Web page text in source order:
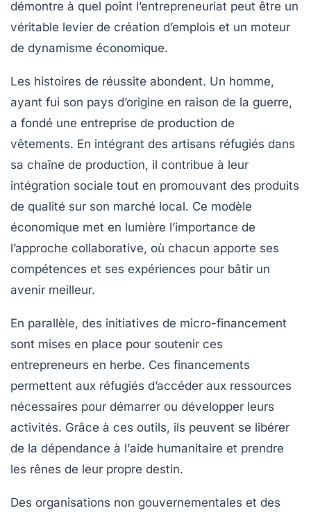
démontre à quel point l’entrepreneuriat peut être un
véritable levier de création d’emplois et un moteur
de dynamisme économique.
Les histoires de réussite abondent. Un homme,
ayant fui son pays d’origine en raison de la guerre,
a fondé une entreprise de production de
vêtements. En intégrant des artisans réfugiés dans
sa chaîne de production, il contribue à leur
intégration sociale tout en promouvant des produits
de qualité sur son marché local. Ce modèle
économique met en lumière l’importance de
l’approche collaborative, où chacun apporte ses
compétences et ses expériences pour bâtir un
avenir meilleur.
En parallèle, des initiatives de micro-financement
sont mises en place pour soutenir ces
entrepreneurs en herbe. Ces financements
permettent aux réfugiés d’accéder aux ressources
nécessaires pour démarrer ou développer leurs
activités. Grâce à ces outils, ils peuvent se libérer
de la dépendance à l’aide humanitaire et prendre
les rênes de leur propre destin.
Des organisations non gouvernementales et des